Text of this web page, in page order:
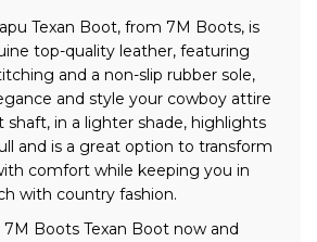
Texan Boot, from 7M Boots, is
top-quality leather, featuring
and a non-slip rubber sole,
and style your cowboy attire
shaft, in a lighter shade, highlights
and is a great option to transform
comfort while keeping you in
with country fashion.
Boots Texan Boot now and